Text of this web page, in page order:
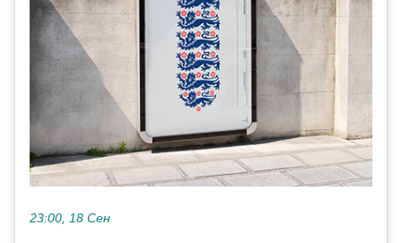
23:00, 18 Сен